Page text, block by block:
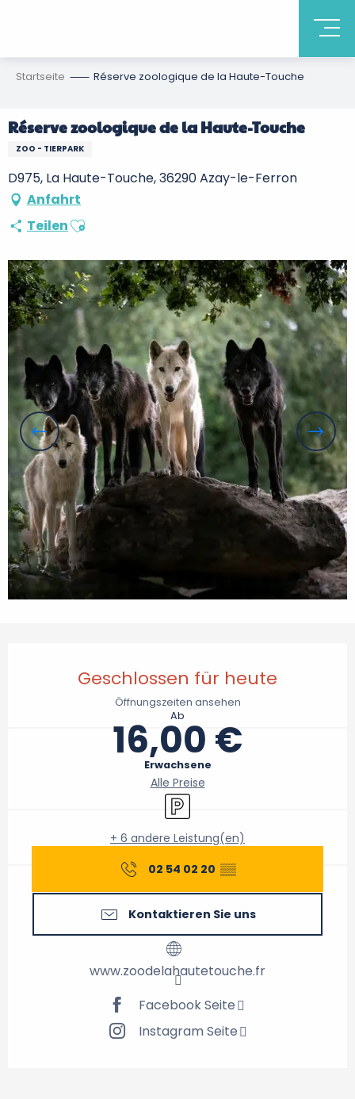
Startseite Réserve zoologique de la Haute-Touche
Réserve zoologique de la Haute-Touche
ZOO - TIERPARK
D975, La Haute-Touche, 36290 Azay-le-Ferron
Anfahrt
TeilenAjouter aux favoris
Geschlossen für heute
Öffnungszeiten ansehen
Ab
16,00 €
Erwachsene
Alle Preise
Parkplatz
+ 6 andere Leistung(en)
02 54 02 20 ▒▒
Kontaktieren Sie uns
www.zoodelahautetouche.fr
Facebook Seite
Instagram Seite